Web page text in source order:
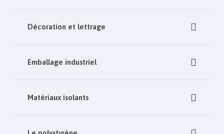
Décoration et lettrage
Emballage industriel
Matériaux isolants